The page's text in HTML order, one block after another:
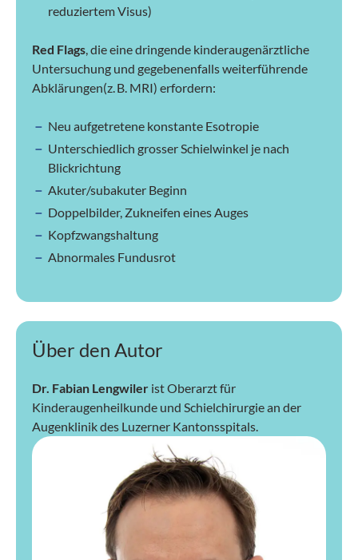
reduziertem Visus)
Red Flags , die eine dringende kinderaugenärztliche
Untersuchung und gegebenenfalls weiterführende
Abklärungen(z. B. MRI) erfordern:
Neu aufgetretene konstante Esotropie
Unterschiedlich grosser Schielwinkel je nach
Blickrichtung
Akuter/subakuter Beginn
Doppelbilder, Zukneifen eines Auges
Kopfzwangshaltung
Abnormales Fundusrot
Über den Autor
Dr. Fabian Lengwiler ist Oberarzt für
Kinderaugenheilkunde und Schielchirurgie an der
Augenklinik des Luzerner Kantonsspitals.